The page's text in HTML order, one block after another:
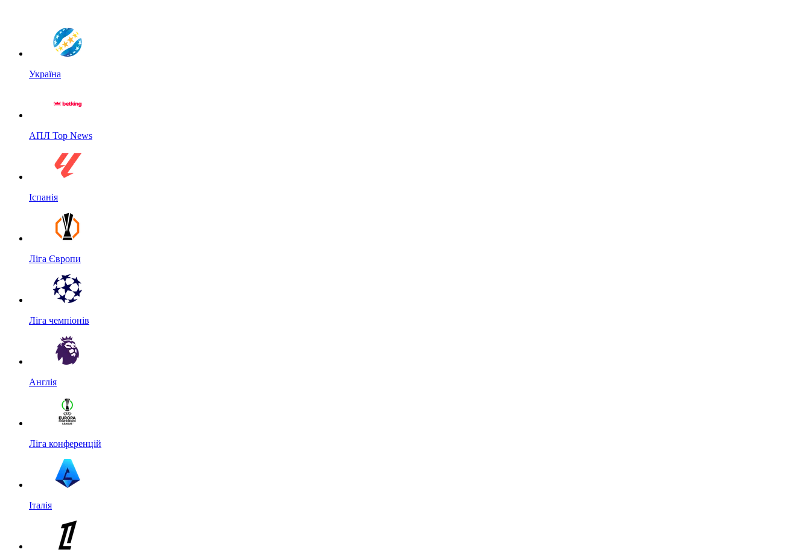
Україна
АПЛ Top News
Іспанія
Ліга Європи
Ліга чемпіонів
Англія
Ліга конференцій
Італія